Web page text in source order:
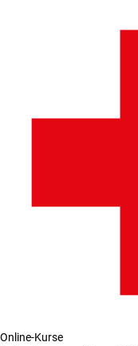
Online-Kurse